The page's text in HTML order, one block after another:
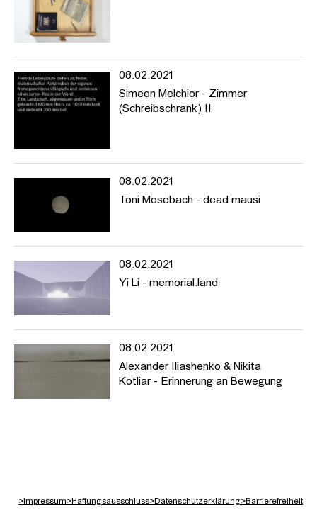
08.02.2021
Simeon Melchior - Zimmer
(Schreibschrank) II
08.02.2021
Toni Mosebach - dead mausi
08.02.2021
Yi Li - memorial.land
08.02.2021
Alexander Iliashenko & Nikita
Kotliar - Erinnerung an Bewegung
> Impressum>Haftungsausschluss>Datenschutzerklärung>Barrierefreiheit